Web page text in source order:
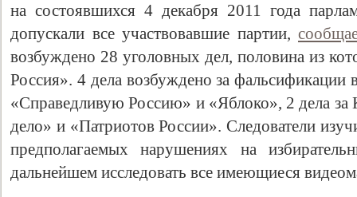
на состоявшихся 4 декабря 2011 года
допускали все участвовавшие партии,
возбуждено 28 уголовных дел, половина из
Россия». 4 дела возбуждено за
«Справедливую Россию» и «Яблоко», 2 дела
дело» и «Патриотов России». Следователи
предполагаемых нарушениях на
дальнейшем исследовать все имеющиеся